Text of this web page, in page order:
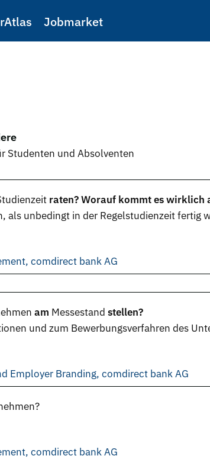
Jobmarket
Studenten und Absolventen
raten? Worauf kommt es wirklich
als unbedingt in der Regelstudienzeit fertig
comdirect bank AG
am Messestand stellen?
und zum Bewerbungsverfahren des
Employer Branding, comdirect bank AG
comdirect bank AG